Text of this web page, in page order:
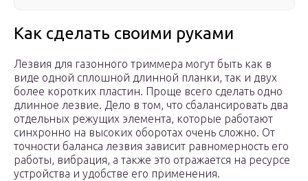
Как сделать своими руками
Лезвия для газонного триммера могут быть как в
виде одной сплошной длинной планки, так и двух
более коротких пластин. Проще всего сделать одно
длинное лезвие. Дело в том, что сбалансировать два
отдельных режущих элемента, которые работают
синхронно на высоких оборотах очень сложно. От
точности баланса лезвия зависит равномерность его
работы, вибрация, а также это отражается на ресурсе
устройства и удобстве его применения.